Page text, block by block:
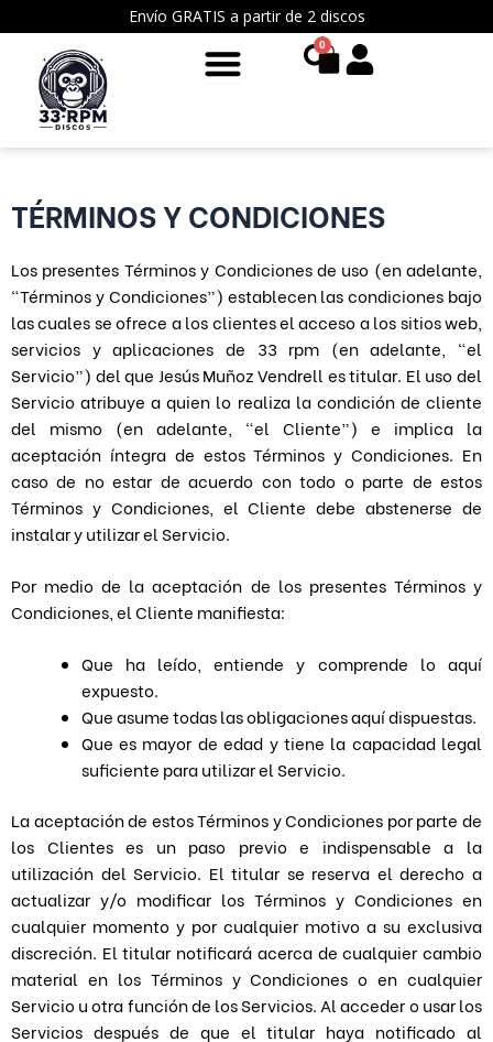
al
contenido
Envío GRATIS a partir de 2 discos
0
Cart
TÉRMINOS Y CONDICIONES
Los presentes Términos y Condiciones de uso (en adelante,
“Términos y Condiciones”) establecen las condiciones bajo
las cuales se ofrece a los clientes el acceso a los sitios web,
servicios y aplicaciones de 33 rpm (en adelante, “el
Servicio”) del que Jesús Muñoz Vendrell es titular. El uso del
Servicio atribuye a quien lo realiza la condición de cliente
del mismo (en adelante, “el Cliente”) e implica la
aceptación íntegra de estos Términos y Condiciones. En
caso de no estar de acuerdo con todo o parte de estos
Términos y Condiciones, el Cliente debe abstenerse de
instalar y utilizar el Servicio.
Por medio de la aceptación de los presentes Términos y
Condiciones, el Cliente manifiesta:
Que ha leído, entiende y comprende lo aquí
expuesto.
Que asume todas las obligaciones aquí dispuestas.
Que es mayor de edad y tiene la capacidad legal
suficiente para utilizar el Servicio.
La aceptación de estos Términos y Condiciones por parte de
los Clientes es un paso previo e indispensable a la
utilización del Servicio. El titular se reserva el derecho a
actualizar y/o modificar los Términos y Condiciones en
cualquier momento y por cualquier motivo a su exclusiva
discreción. El titular notificará acerca de cualquier cambio
material en los Términos y Condiciones o en cualquier
Servicio u otra función de los Servicios. Al acceder o usar los
Servicios después de que el titular haya notificado al